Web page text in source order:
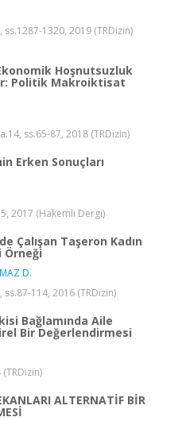
ss.1287-1320, 2019 (TRDizin)
Hoşnutsuzluk
Politik Makroiktisat
ss.65-87, 2018 (TRDizin)
Erken Sonuçları
2017 (Hakemli Dergi)
Çalışan Taşeron Kadın
Örneği
D.
ss.87-114, 2016 (TRDizin)
Bağlamında Aile
Bir Değerlendirmesi
ALTERNATİF BİR